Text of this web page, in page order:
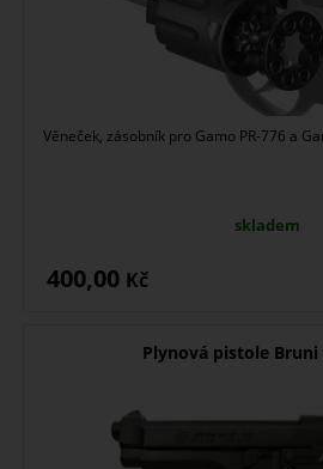
Věneček, zásobník pro Gamo PR-776 a
skladem
400,00 Kč
Plynová pistole Bruni